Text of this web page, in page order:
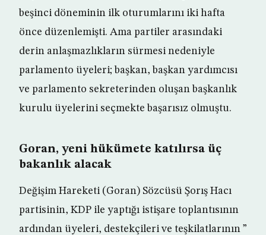
beşinci döneminin ilk oturumlarını iki hafta
önce düzenlemişti. Ama partiler arasındaki
derin anlaşmazlıkların sürmesi nedeniyle
parlamento üyeleri; başkan, başkan yardımcısı
ve parlamento sekreterinden oluşan başkanlık
kurulu üyelerini seçmekte başarısız olmuştu.
Goran, yeni hükümete katılırsa üç
bakanlık alacak
Değişim Hareketi (Goran) Sözcüsü Şorış Hacı
partisinin, KDP ile yaptığı istişare toplantısının
ardından üyeleri, destekçileri ve teşkilatlarının ”